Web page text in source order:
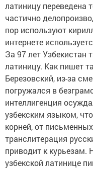
латиницу переведена
частично
пор используют
интернете
За 97 лет Узбекистан
латиницу. Как пишет
Березовский, из-за
погружался в
интеллигенция
узбекским языком,
корней, от
транслитерация
приводит к курьезам.
узбекской латинице